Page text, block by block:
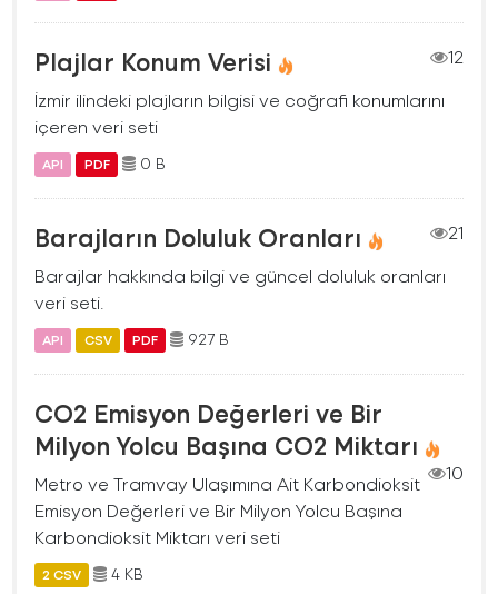
Plajlar Konum Verisi
12
İzmir ilindeki plajların bilgisi ve coğrafi konumlarını
içeren veri seti
API PDF 0 B
Barajların Doluluk Oranları
21
Barajlar hakkında bilgi ve güncel doluluk oranları
veri seti.
API CSV PDF 927 B
CO2 Emisyon Değerleri ve Bir
Milyon Yolcu Başına CO2 Miktarı
10
Metro ve Tramvay Ulaşımına Ait Karbondioksit
Emisyon Değerleri ve Bir Milyon Yolcu Başına
Karbondioksit Miktarı veri seti
2 CSV 4 KB